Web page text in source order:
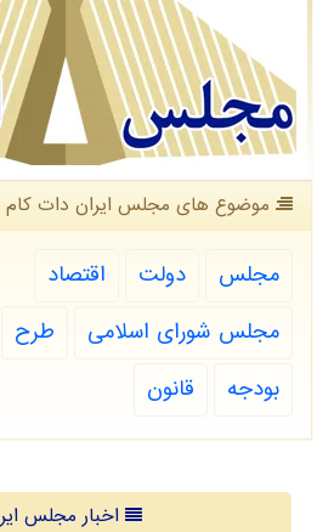
موضوع های مجلس ایران دات كام
مجلس دولت
اقتصاد
مجلس شورای اسلامی
طرح
بودجه
قانون
اخبار مجلس